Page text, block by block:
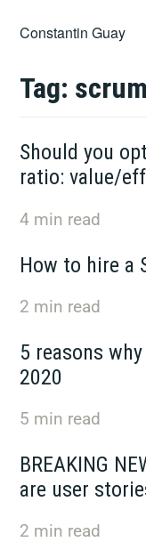
Constantin Guay
Tag: scrum
Should you
ratio: value/
4 min read
How to hire a
2 min read
5 reasons
2020
5 min read
BREAKING
are user
2 min read